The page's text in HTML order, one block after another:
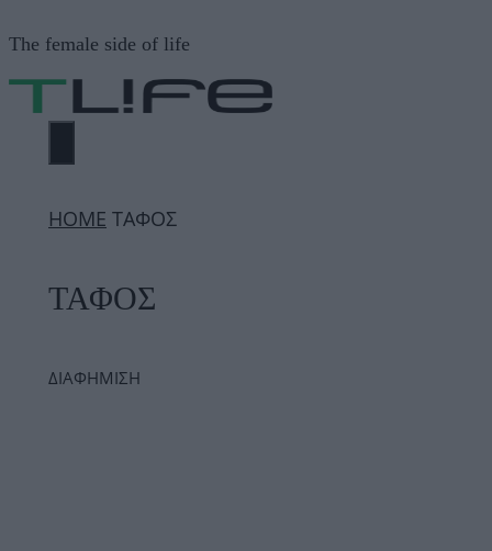
σε
περιεχόμενο
The female side of life
ΜΕΝΟΎ
ΗΟΜΕ ΤΑΦΟΣ
ΤΑΦΟΣ
ΔΙΑΦΗΜΙΣΗ